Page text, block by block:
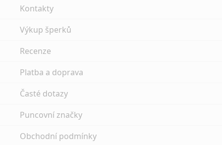
Kontakty
Výkup šperků
Recenze
Platba a doprava
Časté dotazy
Puncovní značky
Obchodní podmínky